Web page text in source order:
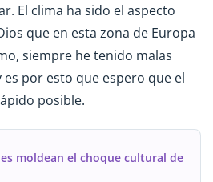
El clima ha sido el aspecto
que en esta zona de Europa
siempre he tenido malas
por esto que espero que el
posible.
moldean el choque cultural de